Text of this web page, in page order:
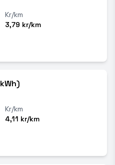
Kr/km
3,79 kr/km
Kr/km
4,11 kr/km